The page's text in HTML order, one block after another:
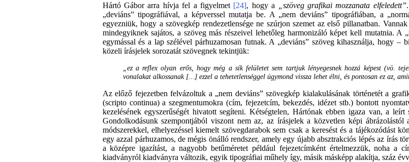
Hártó Gábor arra hívja fel a figyelmet [24], hogy a „szöveg grafikai mozzanata elfeledett”
„deviáns” tipográfiával, a képverssel mutatja be. A „nem deviáns” tipográfiában, a
egyezniük, hogy a szövegkép rendezetlensége ne szúrjon szemet az első pillanatban.
mindegyiknek sajátos, a szöveg más részeivel lehetőleg harmonizáló képet kell mutatnia. A
egymással és a lap szélével párhuzamosan futnak. A „deviáns” szöveg kihasználja, hogy –
közeli írásjelek sorozatát szövegnek tekintjük:
„ez a reflex olyan erős, hogy még a sík felületet sem tartjuk lényegesnek hozzá képest (vö.
vonalakat alkossanak […] ezzel a tehetetlenséggel úgymond vissza lehet élni, és pontosan ez az,
Az előző fejezetben felvázoltuk a „nem deviáns” szövegkép kialakulásának történetét a
(scripto continua) a szegmentumokra (cím, fejezetcím, bekezdés, idézet stb.) bontott
kezelésének egyszerűségét hivatott segíteni. Kétségtelen, Hártónak ebben igaza van, a
Gondolkodásunk szempontjából viszont nem az, az írásjelek a közvetlen képi ábrázolástól
módszerekkel, elhelyezéssel kiemelt szövegdarabok sem csak a keresést és a tájékozódást
egy azzal párhuzamos, de mégis önálló rendszer, amely egy újabb absztrakciós lépés az írás
a középre igazítást, a nagyobb betűméretet például fejezetcímként értelmezzük, noha a
kiadványról kiadványra változik, egyik tipográfiai műhely így, másik másképp alakítja, száz